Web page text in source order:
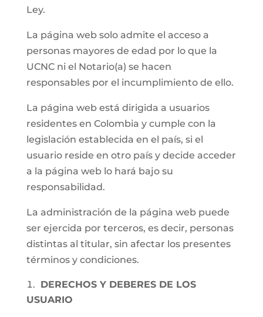
Ley.
La página web solo admite el acceso a
personas mayores de edad por lo que la
UCNC ni el Notario(a) se hacen
responsables por el incumplimiento de ello.
La página web está dirigida a usuarios
residentes en Colombia y cumple con la
legislación establecida en el país, si el
usuario reside en otro país y decide acceder
a la página web lo hará bajo su
responsabilidad.
La administración de la página web puede
ser ejercida por terceros, es decir, personas
distintas al titular, sin afectar los presentes
términos y condiciones.
DERECHOS Y DEBERES DE LOS
USUARIO